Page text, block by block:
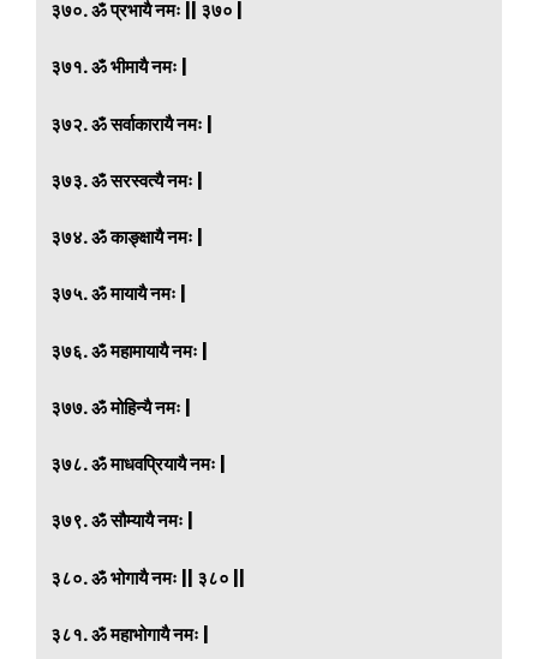
३७०. ॐ प्रभायै नमः || ३७० |
३७१. ॐ भीमायै नमः |
३७२. ॐ सर्वाकारायै नमः |
३७३. ॐ सरस्वत्यै नमः |
३७४. ॐ काङ्क्षायै नमः |
३७५. ॐ मायायै नमः |
३७६. ॐ महामायायै नमः |
३७७. ॐ मोहिन्यै नमः |
३७८. ॐ माधवप्रियायै नमः |
३७९. ॐ सौम्यायै नमः |
३८०. ॐ भोगायै नमः || ३८० ||
३८१. ॐ महाभोगायै नमः |